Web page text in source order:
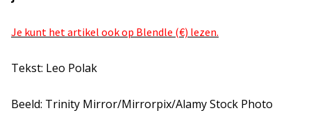
Je kunt het artikel ook op Blendle (€) lezen.
Tekst: Leo Polak
Beeld: Trinity Mirror/Mirrorpix/Alamy Stock Photo